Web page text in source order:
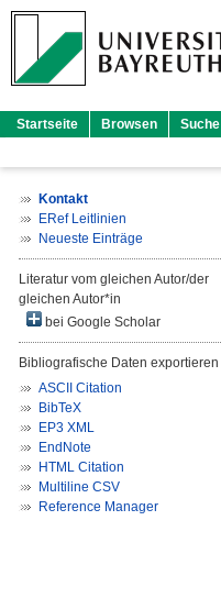
Startseite Browsen Suche
Kontakt
ERef Leitlinien
Neueste Einträge
Literatur vom gleichen Autor/der
gleichen Autor*in
bei Google Scholar
Bibliografische Daten exportieren
ASCII Citation
BibTeX
EP3 XML
EndNote
HTML Citation
Multiline CSV
Reference Manager